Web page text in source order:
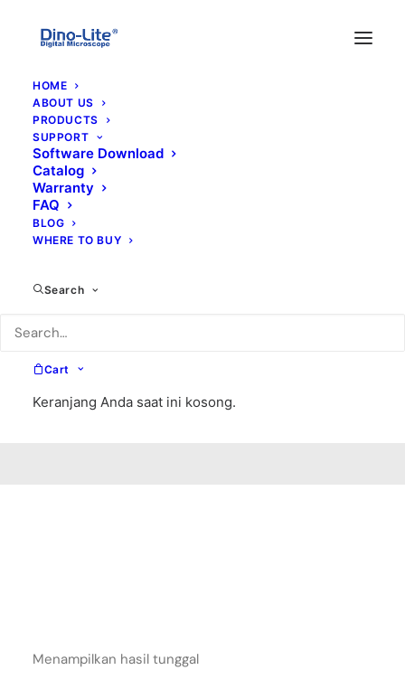
HOME
ABOUT US
PRODUCTS
SUPPORT
Software Download
Catalog
Warranty
FAQ
BLOG
WHERE TO BUY
Search
Cart
Keranjang Anda saat ini kosong.
Menampilkan hasil tunggal